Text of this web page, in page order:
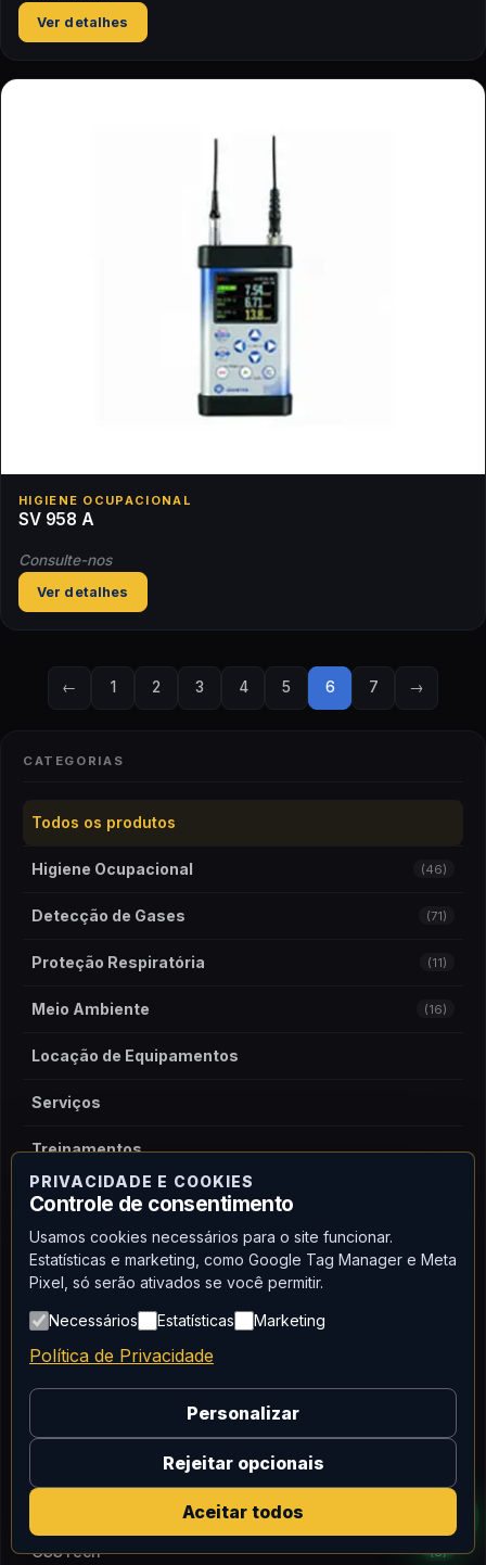
CATEGORIAS
Todos os produtos
Higiene Ocupacional (46)
Detecção de Gases (71)
Proteção Respiratória (11)
Meio Ambiente (16)
Locação de Equipamentos
Serviços
Treinamentos
MARCAS
Honeywell
TSI
Svantek
GSSTech (8)
Ver detalhes
HIGIENE OCUPACIONAL
SV 958 A
Consulte-nos
Ver detalhes
← 1 2 3 4 5 6 7 →
PRIVACIDADE E COOKIES
Controle de consentimento
Usamos cookies necessários para o site funcionar.
Estatísticas e marketing, como Google Tag Manager e Meta
Pixel, só serão ativados se você permitir.
Necessários Estatísticas Marketing
Política de Privacidade
Personalizar
Rejeitar opcionais
Aceitar todos